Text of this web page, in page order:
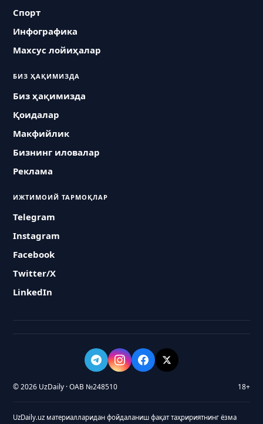
Спорт
Инфографика
Махсус лойиҳалар
БИЗ ҲАҚИМИЗДА
Биз ҳақимизда
Қоидалар
Макфийлик
Бизнинг иловалар
Реклама
ИЖТИМОИЙ ТАРМОҚЛАР
Telegram
Instagram
Facebook
Twitter/X
LinkedIn
© 2026 UzDaily · ОАВ №248510 18+
UzDaily.uz материалларидан фойдаланиш фақат таҳририятнинг ёзма